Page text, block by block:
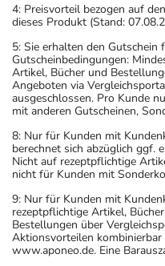
4: Preisvorteil bezogen auf
dieses Produkt (Stand:
5: Sie erhalten den
Gutscheinbedingungen:
Artikel, Bücher und
Angeboten via
ausgeschlossen. Pro Kunde
mit anderen Gutscheinen,
8: Nur für Kunden mit
berechnet sich abzüglich ggf.
Nicht auf rezeptpflichtige
nicht für Kunden mit
9: Nur für Kunden mit
rezeptpflichtige Artikel,
Bestellungen über
Aktionsvorteilen
www.aponeo.de. Eine